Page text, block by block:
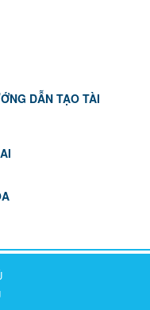
DẪN TẠO TÀI